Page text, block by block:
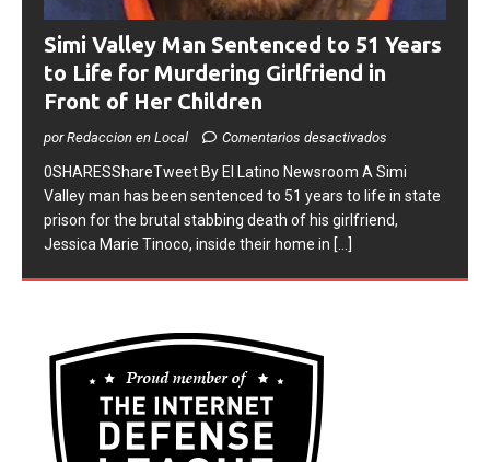
Simi Valley Man Sentenced to 51 Years
to Life for Murdering Girlfriend in
Front of Her Children
por Redaccion en Local
0SHARESShareTweet ​By El Latino Newsroom ​A Simi
Valley man has been sentenced to 51 years to life in state
prison for the brutal stabbing death of his girlfriend,
Jessica Marie Tinoco, inside their home in [...]